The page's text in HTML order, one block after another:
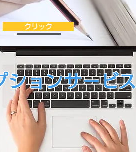
クリック
ションサービス